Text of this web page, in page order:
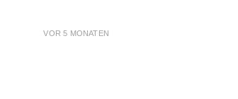
VOR 5 MONATEN